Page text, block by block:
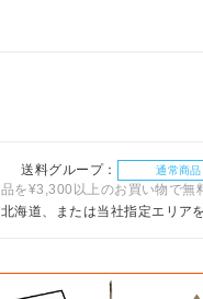
送料グループ： 通常商品
品を¥3,300以上のお買い物で無
海道、または当社指定エリア